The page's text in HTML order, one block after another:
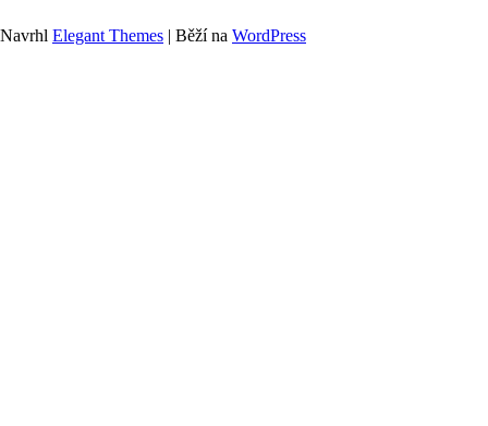
Navrhl Elegant Themes | Běží na WordPress